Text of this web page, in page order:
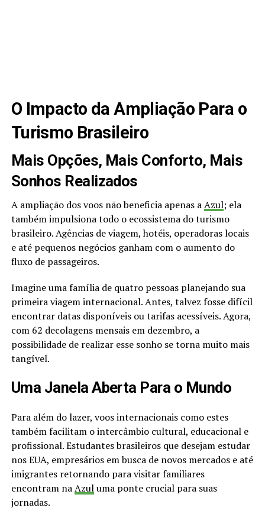
O Impacto da Ampliação Para o
Turismo Brasileiro
Mais Opções, Mais Conforto, Mais
Sonhos Realizados
A ampliação dos voos não beneficia apenas aAzul; ela
também impulsiona todo o ecossistema do turismo
brasileiro. Agências de viagem, hotéis, operadoras locais
e até pequenos negócios ganham com o aumento do
fluxo de passageiros.
Imagine uma família de quatro pessoas planejando sua
primeira viagem internacional. Antes, talvez fosse difícil
encontrar datas disponíveis ou tarifas acessíveis. Agora,
com 62 decolagens mensais em dezembro, a
possibilidade de realizar esse sonho se torna muito mais
tangível.
Uma Janela Aberta Para o Mundo
Para além do lazer, voos internacionais como estes
também facilitam o intercâmbio cultural, educacional e
profissional. Estudantes brasileiros que desejam estudar
nos EUA, empresários em busca de novos mercados e até
imigrantes retornando para visitar familiares
encontram naAzuluma ponte crucial para suas
jornadas.